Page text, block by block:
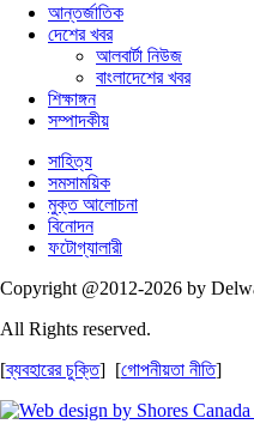
আন্তর্জাতিক
দেশের খবর
আলবার্টা নিউজ
বাংলাদেশের খবর
শিক্ষাঙ্গন
সম্পাদকীয়
সাহিত্য
সমসাময়িক
মুক্ত আলোচনা
বিনোদন
ফটোগ্যালারী
Copyright @2012-2026 by
All Rights reserved.
[ব্যবহারের চুক্তি] [গোপনীয়তা নীতি]